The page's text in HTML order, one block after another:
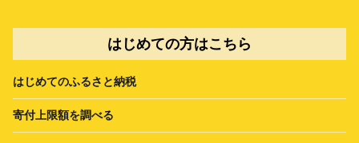
はじめての方はこちら
はじめてのふるさと納税
寄付上限額を調べる